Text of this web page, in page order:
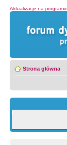
Aktualizacje na
Strona główna